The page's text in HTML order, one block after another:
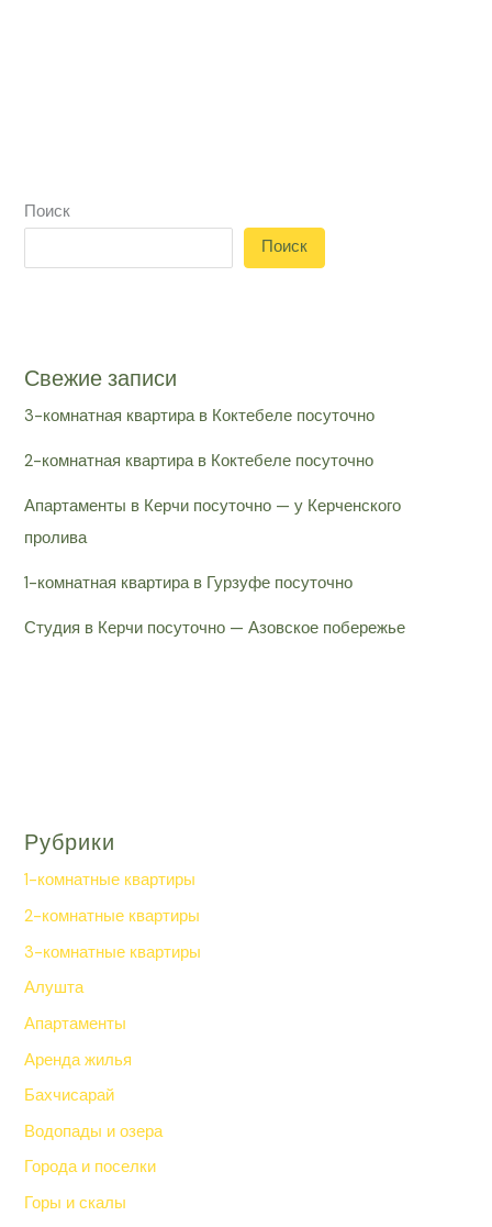
Поиск
Поиск
Свежие записи
3-комнатная квартира в Коктебеле посуточно
2-комнатная квартира в Коктебеле посуточно
Апартаменты в Керчи посуточно — у Керченского
пролива
1-комнатная квартира в Гурзуфе посуточно
Студия в Керчи посуточно — Азовское побережье
Рубрики
1-комнатные квартиры
2-комнатные квартиры
3-комнатные квартиры
Алушта
Апартаменты
Аренда жилья
Бахчисарай
Водопады и озера
Города и поселки
Горы и скалы